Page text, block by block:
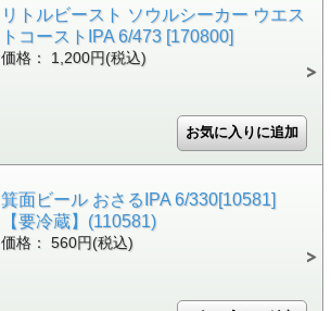
リトルビースト ソウルシーカー ウエス
トコーストIPA 6/473 [170800]
価格： 1,200円(税込)
箕面ビール おさるIPA 6/330[10581]
【要冷蔵】(110581)
価格： 560円(税込)